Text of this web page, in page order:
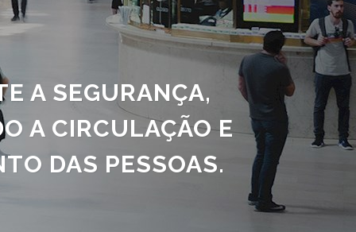
A SEGURANÇA,
A CIRCULAÇÃO E
DAS PESSOAS.